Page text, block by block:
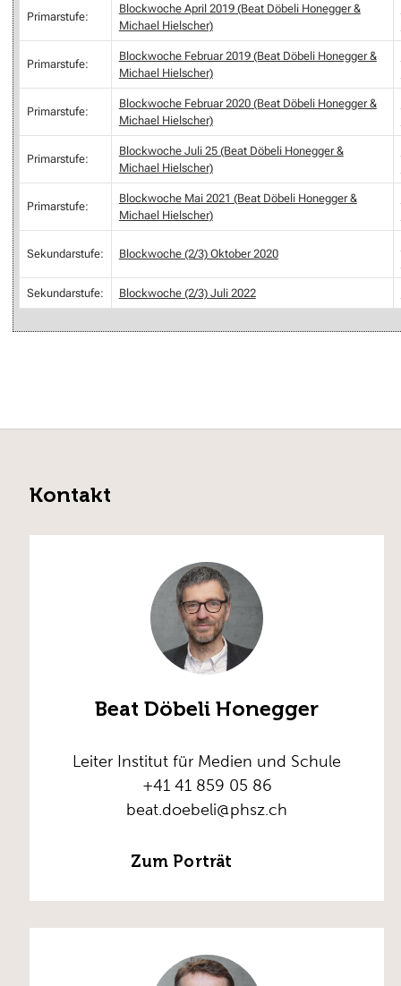
Primarstufe:
Blockwoche April 2019 (Beat Döbeli Honegger &
Michael Hielscher)
Primarstufe:
Blockwoche Februar 2019 (Beat Döbeli Honegger &
Michael Hielscher)
Primarstufe:
Blockwoche Februar 2020 (Beat Döbeli Honegger &
Michael Hielscher)
Primarstufe:
Blockwoche Juli 25 (Beat Döbeli Honegger &
Michael Hielscher)
Primarstufe:
Blockwoche Mai 2021 (Beat Döbeli Honegger &
Michael Hielscher)
Sekundarstufe: Blockwoche (2/3) Oktober 2020
Sekundarstufe: Blockwoche (2/3) Juli 2022
Kontakt
Beat Döbeli Honegger
Leiter Institut für Medien und Schule
+41 41 859 05 86
beat.doebeli@phsz.ch
Zum Porträt